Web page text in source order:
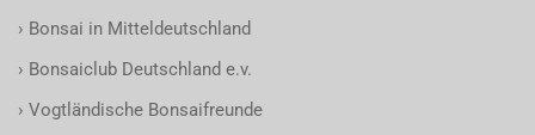
› Bonsai in Mitteldeutschland
› Bonsaiclub Deutschland e.v.
› Vogtländische Bonsaifreunde